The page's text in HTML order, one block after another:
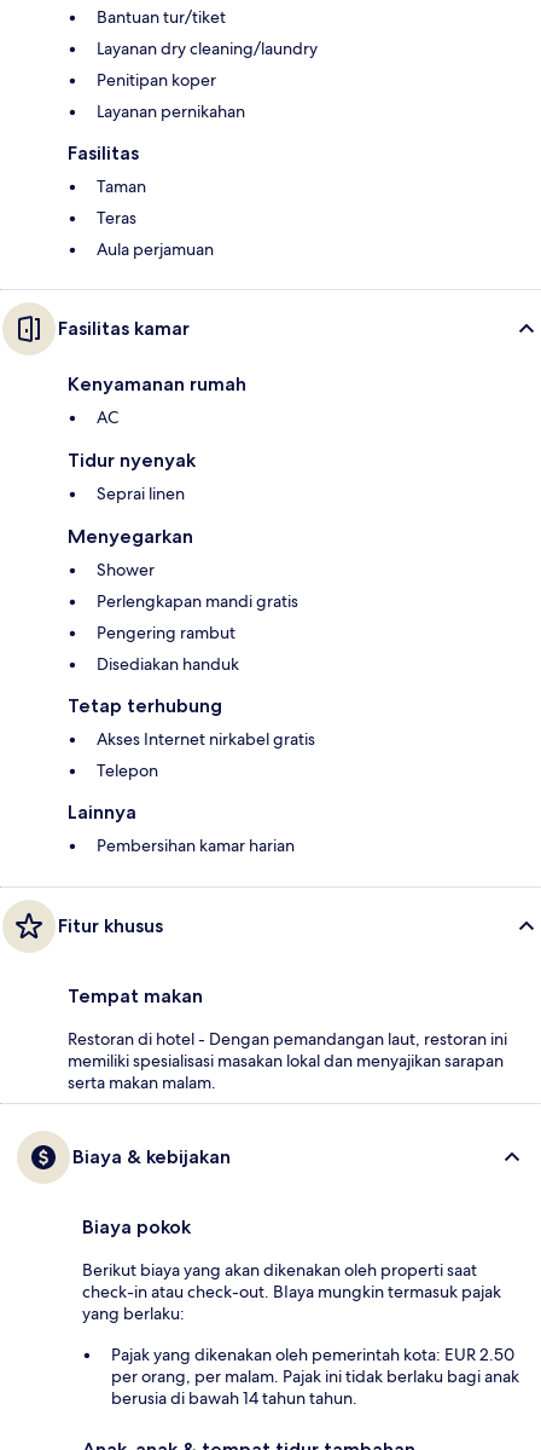
Bantuan tur/tiket
Layanan dry cleaning/laundry
Penitipan koper
Layanan pernikahan
Fasilitas
Taman
Teras
Aula perjamuan
Fasilitas kamar
Kenyamanan rumah
AC
Tidur nyenyak
Seprai linen
Menyegarkan
Shower
Perlengkapan mandi gratis
Pengering rambut
Disediakan handuk
Tetap terhubung
Akses Internet nirkabel gratis
Telepon
Lainnya
Pembersihan kamar harian
Fitur khusus
Tempat makan
Restoran di hotel - Dengan pemandangan laut, restoran ini
memiliki spesialisasi masakan lokal dan menyajikan sarapan
serta makan malam.
Biaya & kebijakan
Biaya pokok
Berikut biaya yang akan dikenakan oleh properti saat
check-in atau check-out. BIaya mungkin termasuk pajak
yang berlaku:
Pajak yang dikenakan oleh pemerintah kota: EUR 2.50
per orang, per malam. Pajak ini tidak berlaku bagi anak
berusia di bawah 14 tahun tahun.